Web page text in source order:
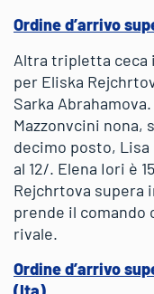
Ordine d’arrivo
Altra tripletta ceca
per Eliska
Sarka
Mazzonvcini nona,
decimo posto, Lisa
al 12/. Elena Iori è
Rejchrtova supera
prende il comando
rivale.
Ordine d’arrivo